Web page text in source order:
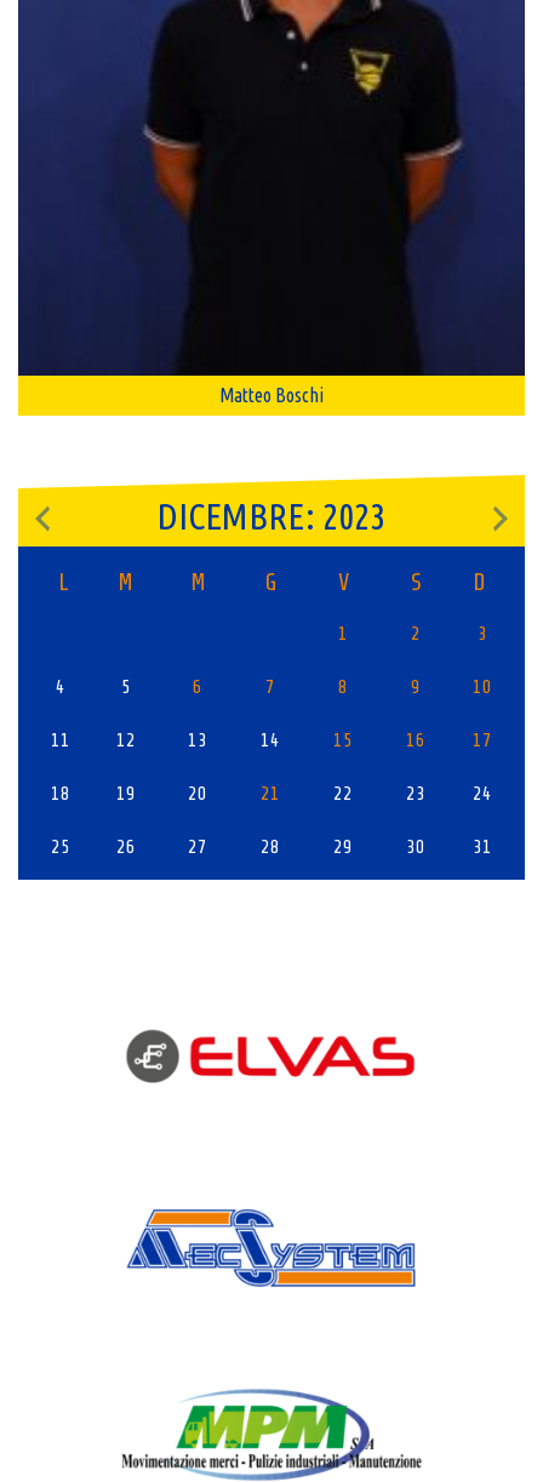
Matteo Boschi
DICEMBRE: 2023
L M M G V S D
1 2 3
4 5 6 7 8 9 10
11 12 13 14 15 16 17
18 19 20 21 22 23 24
25 26 27 28 29 30 31